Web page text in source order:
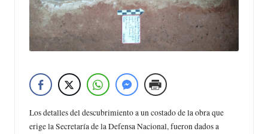
Los detalles del descubrimiento a un costado de la obra que
erige la Secretaría de la Defensa Nacional, fueron dados a